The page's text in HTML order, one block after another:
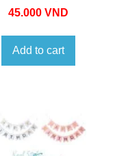
45.000 VND
Add to cart